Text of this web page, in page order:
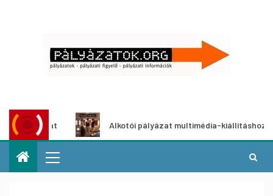
Alkotói pályázat multimédia-kiállításhoz